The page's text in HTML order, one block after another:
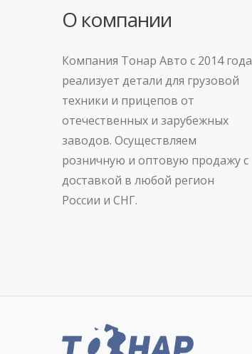
О компании
Компания Тонар Авто с 2014 года
реализует детали для грузовой
техники и прицепов от
отечественных и зарубежных
заводов. Осуществляем
розничную и оптовую продажу с
доставкой в любой регион
России и СНГ.